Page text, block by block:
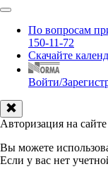
По вопросам
150-11-72
Скачайте
Войти/
Авторизация на сайте
Вы можете
Если у вас нет